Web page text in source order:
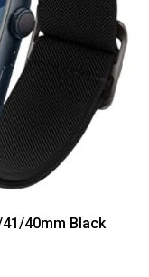
40mm Black